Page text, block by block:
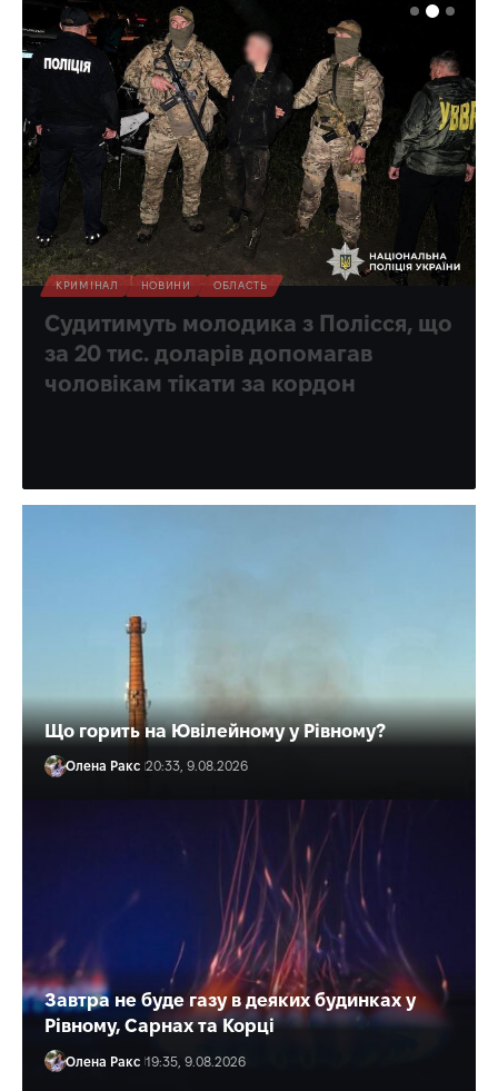
КРИМІНАЛ НОВИНИ ОБЛАСТЬ
Судитимуть молодика з Полісся, що
за 20 тис. доларів допомагав
чоловікам тікати за кордон
Що горить на Ювілейному у Рівному?
Олена Ракс 20:33, 9.08.2026
Завтра не буде газу в деяких будинках у
Рівному, Сарнах та Корці
Олена Ракс 19:35, 9.08.2026